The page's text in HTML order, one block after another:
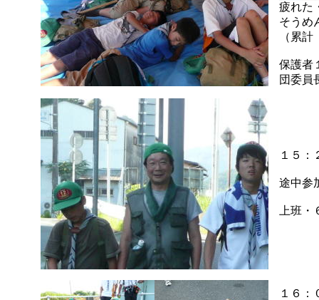
疲れた
そうめ
（累
保護者
団委員
１５
途中参
上班
１６